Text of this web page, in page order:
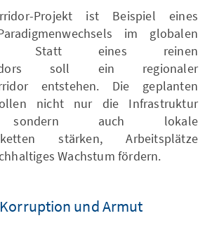
Projekt ist Beispiel eines
im globalen
Statt eines reinen
soll ein regionaler
entstehen. Die geplanten
nicht nur die Infrastruktur
sondern auch lokale
stärken, Arbeitsplätze
Wachstum fördern.
und Armut